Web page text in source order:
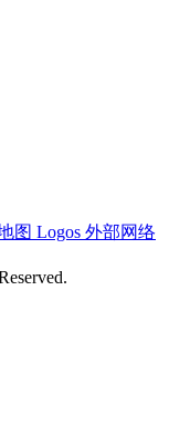
图 Logos 外部网络